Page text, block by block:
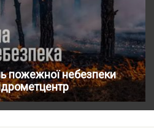
пожежної небезпеки